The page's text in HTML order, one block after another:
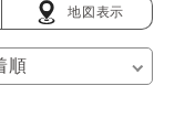
地図表示